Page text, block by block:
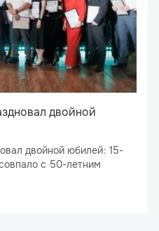
двойной
двойной юбилей: 15-
с 50-летним
«Брецель Бройхауз»